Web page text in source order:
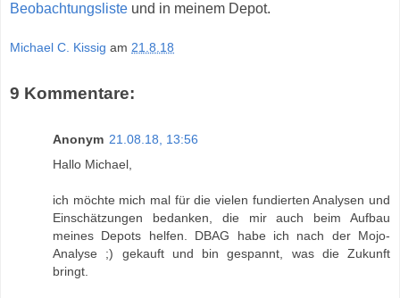
Beobachtungsliste und in meinem Depot.
Michael C. Kissig am 21.8.18
9 Kommentare:
Anonym 21.08.18, 13:56
Hallo Michael,
ich möchte mich mal für die vielen fundierten Analysen und
Einschätzungen bedanken, die mir auch beim Aufbau
meines Depots helfen. DBAG habe ich nach der Mojo-
Analyse ;) gekauft und bin gespannt, was die Zukunft
bringt.